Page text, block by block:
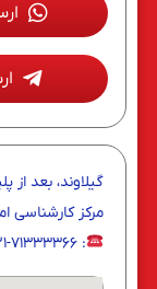
گیلاوند، بعد
مرکز کارشناسی
: ۰۲۱-۷۱۳۳۳۳۶۶